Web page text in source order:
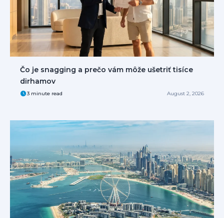
Čo je snagging a prečo vám môže ušetriť tisíce
dirhamov
3 minute read August 2, 2026